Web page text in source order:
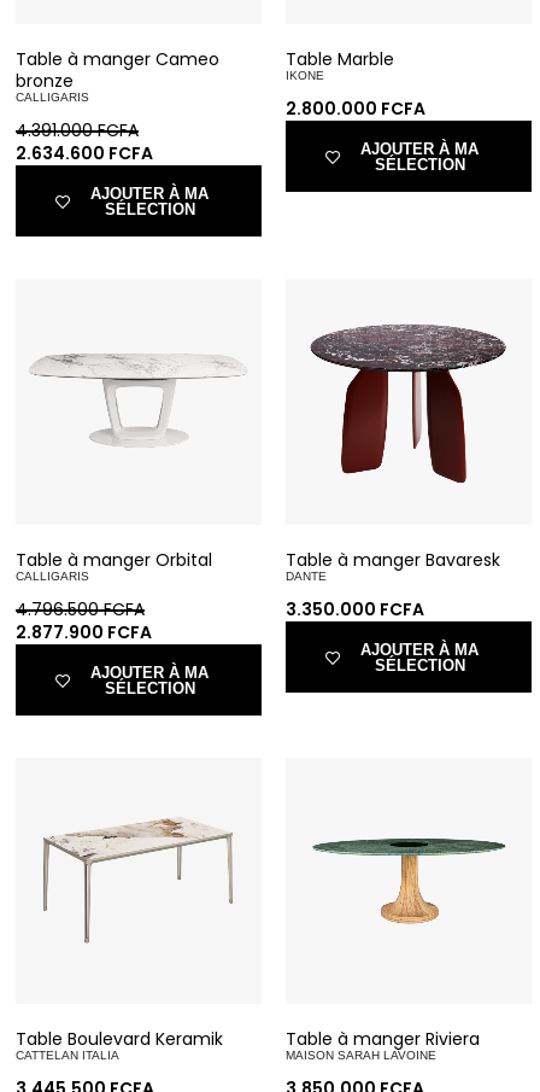
Table à manger Cameo
bronze
CALLIGARIS
4.391.000FCFA
2.634.600 FCFA
AJOUTER À MA
SÉLECTION
Table Marble
IKONE
2.800.000 FCFA
AJOUTER À MA
SÉLECTION
Table à manger Orbital
CALLIGARIS
4.796.500FCFA
2.877.900 FCFA
AJOUTER À MA
SÉLECTION
Table à manger Bavaresk
DANTE
3.350.000 FCFA
AJOUTER À MA
SÉLECTION
Table Boulevard Keramik
CATTELAN ITALIA
Table à manger Riviera
MAISON SARAH LAVOINE